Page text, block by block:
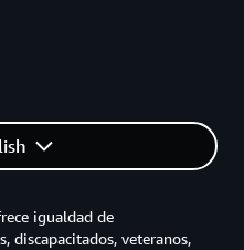
igualdad de
discapacitados, veteranos,